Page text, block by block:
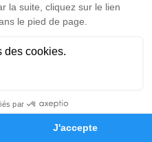
Hommages
Je rends hommage